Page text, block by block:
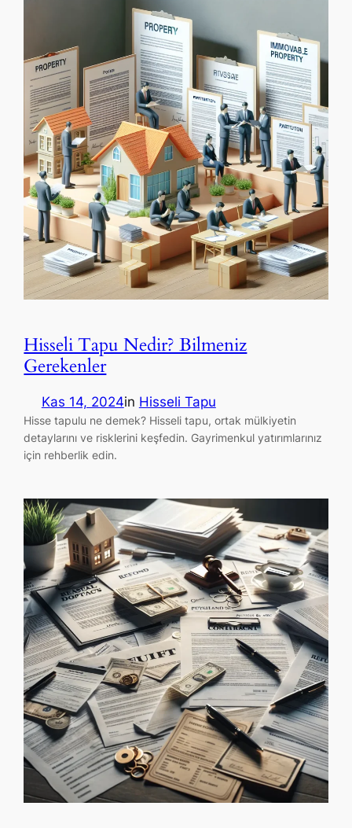
Hisseli Tapu Nedir? Bilmeniz
Gerekenler
Kas 14, 2024in Hisseli Tapu
Hisse tapulu ne demek? Hisseli tapu, ortak mülkiyetin
detaylarını ve risklerini keşfedin. Gayrimenkul yatırımlarınız
için rehberlik edin.